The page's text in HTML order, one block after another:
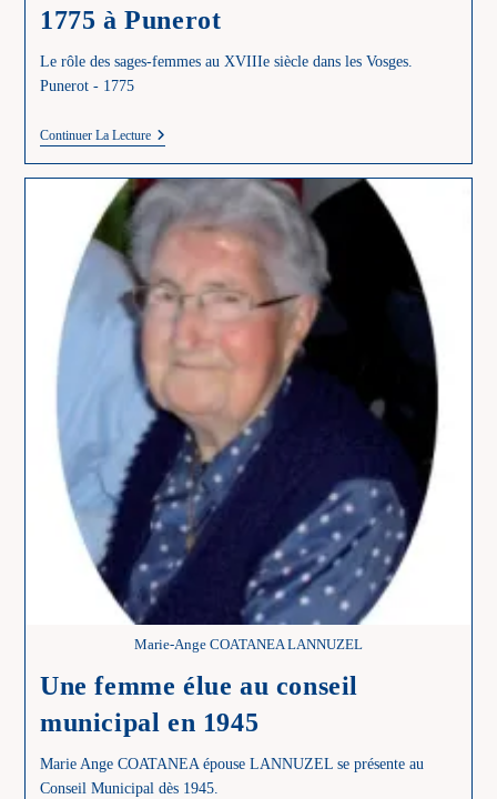
1775 à Punerot
Le rôle des sages-femmes au XVIIIe siècle dans les Vosges.
Punerot - 1775
Continuer La LectureElection
Femme
En
1775
À
Punerot
Marie-Ange COATANEA LANNUZEL
Une femme élue au conseil
municipal en 1945
Marie Ange COATANEA épouse LANNUZEL se présente au
Conseil Municipal dès 1945.